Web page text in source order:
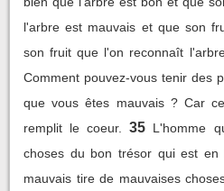
l'arbre est mauvais et que son
son fruit que l'on reconnaît
Comment pouvez-vous tenir des
que vous êtes mauvais ? Car
remplit le coeur.
35 L'homme
choses du bon trésor qui est
mauvais tire de mauvaises